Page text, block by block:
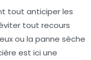
tout anticiper les
tout recours
ou la panne sèche
est ici une